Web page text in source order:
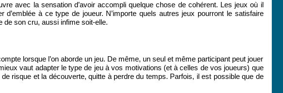
avec la sensation d’avoir accompli quelque chose de cohérent. Les jeux où il
à ce type de joueur. N’importe quels autres jeux pourront le satisfaire
de son cru, aussi infime soit-elle.
lorsque l’on aborde un jeu. De même, un seul et même participant peut jouer
vaut adapter le type de jeu à vos motivations (et à celles de vos joueurs) que
risque et la découverte, quitte à perdre du temps. Parfois, il est possible que de